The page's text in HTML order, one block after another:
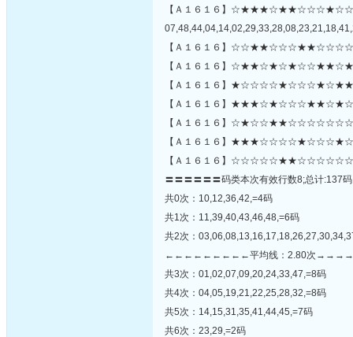
【Ａ１６１６】
【Ａ１６１６】
【Ａ１６１６】
【Ａ１６１６】
【Ａ１６１６】
【Ａ１６１６】
【Ａ１６１６】
【Ａ１６１６】
〓〓〓〓〓〓码类本次有效行数8;总计:137
共0次：10,12,36,42,=4码
共1次：11,39,40,43,46,48,=6码
共2次：
←←←←←←←←←平均线：2.80次
共3次：01,02,07,09,20,24,33,47,=8码
共4次：04,05,19,21,22,25,28,32,=8码
共5次：14,15,31,35,41,44,45,=7码
共6次：23,29,=2码